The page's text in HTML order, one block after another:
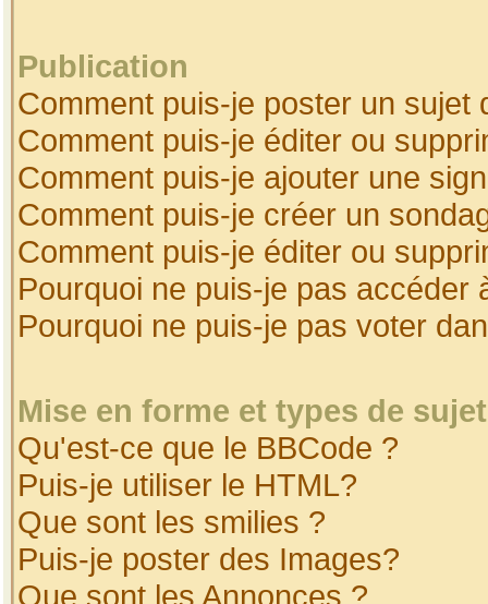
Publication
Comment puis-je poster un sujet
Comment puis-je éditer ou
Comment puis-je ajouter une
Comment puis-je créer un
Comment puis-je éditer ou
Pourquoi ne puis-je pas accéder
Pourquoi ne puis-je pas voter
Mise en forme et types de
Qu'est-ce que le BBCode ?
Puis-je utiliser le HTML?
Que sont les smilies ?
Puis-je poster des Images?
Que sont les Annonces ?